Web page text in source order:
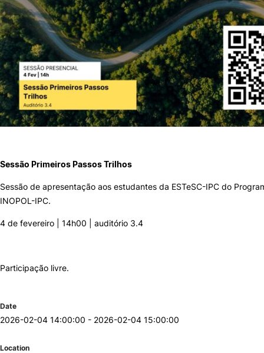
Sugestões, Elogios, Reclamações Política de Privacidade e Cookies
©2026 Instituto Politécnico de Coimbra. Todos os direitos reservados.
Sessão Primeiros Passos Trilhos
Sessão de apresentação aos estudantes da ESTeSC-IPC do
INOPOL-IPC.
4 de fevereiro | 14h00 | auditório 3.4
Participação livre.
Date
2026-02-04 14:00:00 - 2026-02-04 15:00:00
Location